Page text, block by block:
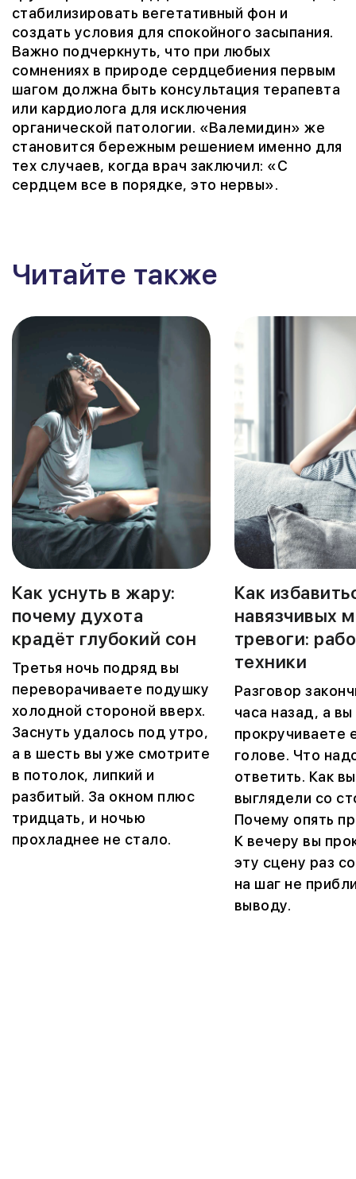
стабилизировать вегетативный фон и
создать условия для спокойного засыпания.
Важно подчеркнуть, что при любых
сомнениях в природе сердцебиения первым
шагом должна быть консультация терапевта
или кардиолога для исключения
органической патологии. «Валемидин» же
становится бережным решением именно для
тех случаев, когда врач заключил: «С
сердцем все в порядке, это нервы».
Читайте также
Как уснуть в жару:
почему духота
крадёт глубокий сон
Третья ночь подряд вы
переворачиваете подушку
холодной стороной вверх.
Заснуть удалось под утро,
а в шесть вы уже смотрите
в потолок, липкий и
разбитый. За окном плюс
тридцать, и ночью
прохладнее не стало.
Как
навязчивых
тревоги:
техники
Разговор
часа назад, а
прокручиваете
голове. Что
ответить. Как вы
выглядели со
Почему опять
К вечеру вы
эту сцену раз
на шаг не
выводу.